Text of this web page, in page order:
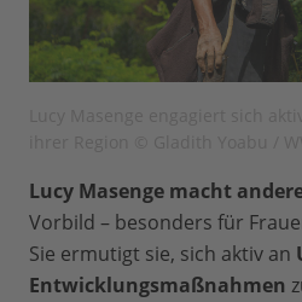
Lucy Masenge macht
Vorbild – besonders für
Sie ermutigt sie, sich aktiv an
Entwicklungsmaßnahmen